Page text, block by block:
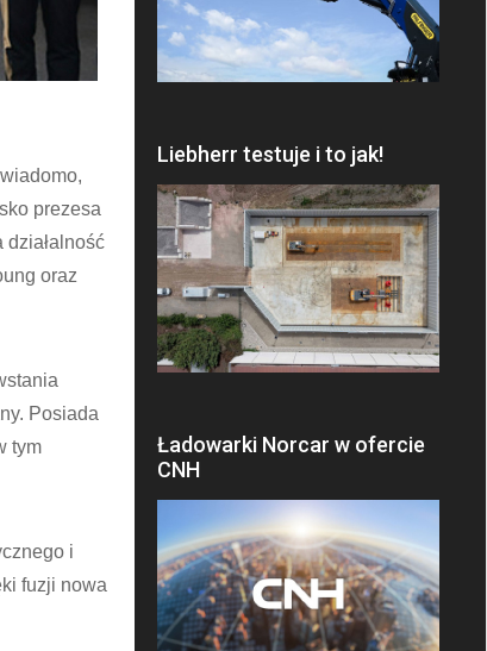
prezesa
działalność
oraz
Posiada
tym
i
fuzji nowa
Liebherr testuje i to jak!
Ładowarki Norcar w ofercie
CNH